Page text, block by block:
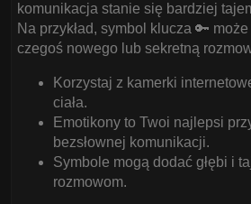
komunikacja stanie się bardziej
Na przykład, symbol klucza 🔑
czegoś nowego lub sekretną
Korzystaj z kamerki
ciała.
Emotikony to Twoi najlepsi
bezsłownej komunikacji.
Symbole mogą dodać głębi i
rozmowom.